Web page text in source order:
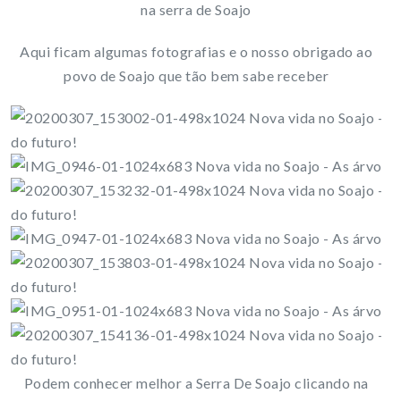
na serra de Soajo
Aqui ficam algumas fotografias e o nosso obrigado ao
povo de Soajo que tão bem sabe receber
Podem conhecer melhor a Serra De Soajo clicando na